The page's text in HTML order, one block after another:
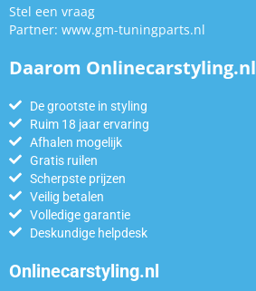
Stel een vraag
Partner: www.gm-tuningparts.nl
Daarom Onlinecarstyling.nl
De grootste in styling
Ruim 18 jaar ervaring
Afhalen mogelijk
Gratis ruilen
Scherpste prijzen
Veilig betalen
Volledige garantie
Deskundige helpdesk
Onlinecarstyling.nl